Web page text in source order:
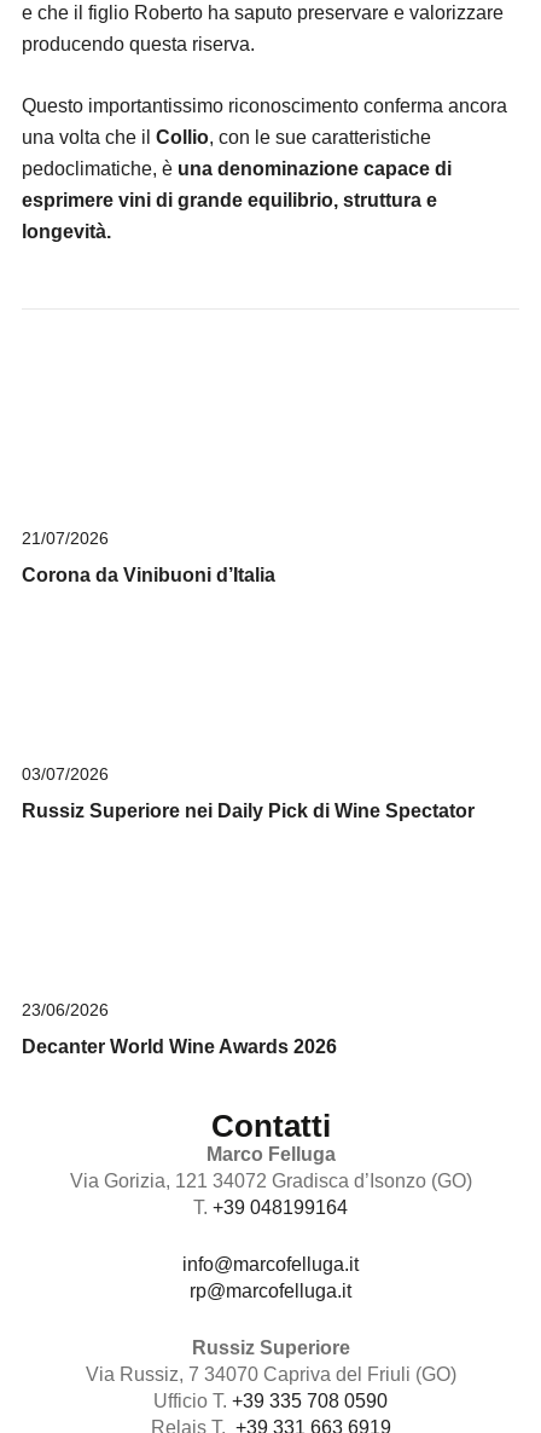
e che il figlio Roberto ha saputo preservare e valorizzare
producendo questa riserva.
Questo importantissimo riconoscimento conferma ancora
una volta che il Collio, con le sue caratteristiche
pedoclimatiche, è una denominazione capace di
esprimere vini di grande equilibrio, struttura e
longevità.
21/07/2026
Corona da Vinibuoni d’Italia
03/07/2026
Russiz Superiore nei Daily Pick di Wine Spectator
23/06/2026
Decanter World Wine Awards 2026
Contatti
Marco Felluga
Via Gorizia, 121 34072 Gradisca d’Isonzo (GO)
T. +39 048199164
info@marcofelluga.it
rp@marcofelluga.it
Russiz Superiore
Via Russiz, 7 34070 Capriva del Friuli (GO)
Ufficio T. +39 335 708 0590
Relais T. +39 331 663 6919